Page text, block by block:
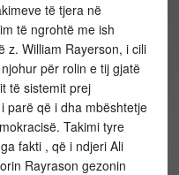
të tjera në
të ngrohtë me ish
z. William Rayerson, i cili
për rolin e tij gjatë
të sistemit prej
parë që i dha mbështetje
Takimi tyre
fakti , që i ndjeri Ali
Rayrason gezonin